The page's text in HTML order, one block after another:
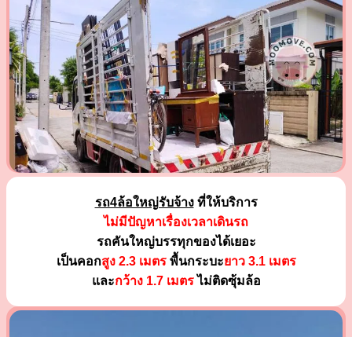
รถ4ล้อใหญ่รับจ้างที่ให้บริการ
ไม่มีปัญหาเรื่องเวลาเดินรถ
รถคันใหญ่บรรทุกของได้เยอะ
เป็นคอกสูง 2.3 เมตรพื้นกระบะยาว 3.1 เมตร
และกว้าง 1.7 เมตรไม่ติดซุ้มล้อ